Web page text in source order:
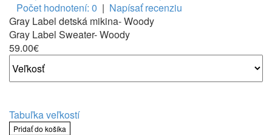
Počet hodnotení: 0 | Napísať recenziu
Gray Label detská mikina- Woody
Gray Label Sweater- Woody
59.00€
Tabuľka veľkostí
Pridať do košíka